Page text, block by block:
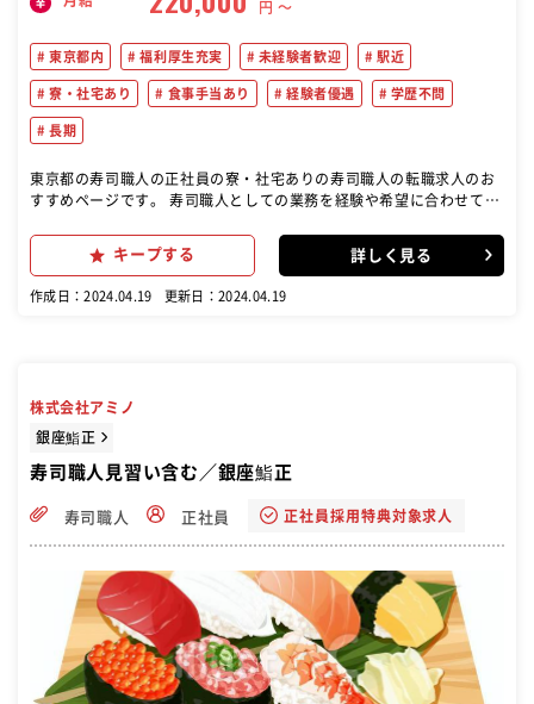
円 〜
東京都内 福利厚生充実 未経験者歓迎 駅近
寮・社宅あり 食事手当あり 経験者優遇 学歴不問
長期
東京都の寿司職人の正社員の寮・社宅ありの寿司職人の転職求人のお
すすめページです。 寿司職人としての業務を経験や希望に合わせてお
キープする 詳しく見る
作成日：2024.04.19 更新日：2024.04.19
株式会社アミノ
銀座鮨正
寿司職人見習い含む／銀座鮨正
寿司職人 正社員 正社員採用特典対象求人